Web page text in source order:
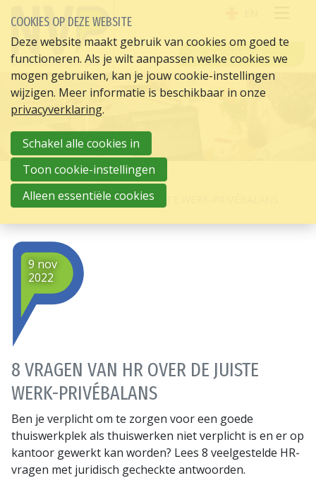
INLOGGEN
HOME
HR ACTUEEL
8 VRAGEN VAN HR OVER DE JUISTE WERK-PRIVÉBALANS
8 VRAGEN VAN HR OVER DE JUISTE
WERK-PRIVÉBALANS
9 nov
2022
Ben je verplicht om te zorgen voor een goede
thuiswerkplek als thuiswerken niet verplicht is en er op
kantoor gewerkt kan worden? Lees 8 veelgestelde HR-
vragen met juridisch gecheckte antwoorden.
COOKIES OP DEZE WEBSITE
Deze website maakt gebruik van cookies om goed te
functioneren. Als je wilt aanpassen welke cookies we
mogen gebruiken, kan je jouw cookie-instellingen
wijzigen. Meer informatie is beschikbaar in onze
privacyverklaring.
Schakel alle cookies in
Toon cookie-instellingen
Alleen essentiële cookies